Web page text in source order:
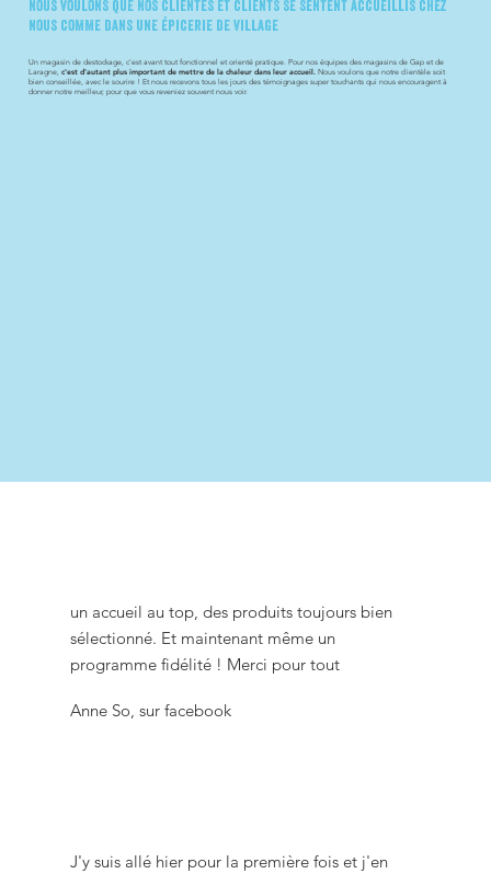
nous voulons que nos clientes et clients se sentent accueillis chez
nous comme dans une épicerie de village
Un magasin de destockage, c'est avant tout fonctionnel et orienté pratique. Pour nos équipes des magasins de Gap et de
Laragne,c'est d'autant plus important de mettre de la chaleur dans leur accueil.Nous voulons que notre clientèle soit
bien conseillée, avec le sourire ! Et nous recevons tous les jours des témoignages super touchants qui nous encouragent à
donner notre meilleur, pour que vous reveniez souvent nous voir.
un accueil au top, des produits toujours bien
sélectionné. Et maintenant même un
programme fidélité ! Merci pour tout
Anne So, sur facebook
J'y suis allé hier pour la première fois et j'en